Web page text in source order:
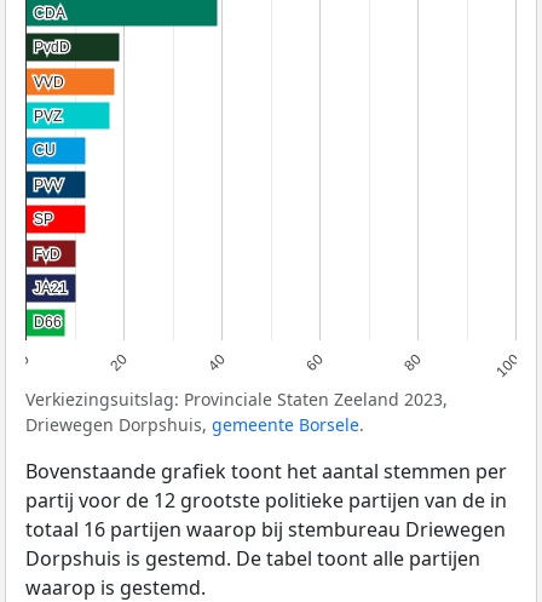
0 20 40 60 80 100
CDA
CDA
PvdD
PvdD
VVD
VVD
PVZ
PVZ
CU
CU
PVV
PVV
SP
SP
FvD
FvD
JA21
JA21
D66
D66
Verkiezingsuitslag: Provinciale Staten Zeeland 2023,
Driewegen Dorpshuis, gemeente Borsele.
Bovenstaande grafiek toont het aantal stemmen per
partij voor de 12 grootste politieke partijen van de in
totaal 16 partijen waarop bij stembureau Driewegen
Dorpshuis is gestemd. De tabel toont alle partijen
waarop is gestemd.